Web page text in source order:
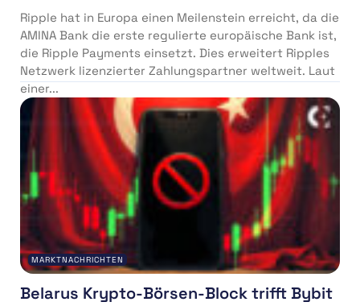
Ripple hat in Europa einen Meilenstein erreicht, da die
AMINA Bank die erste regulierte europäische Bank ist,
die Ripple Payments einsetzt. Dies erweitert Ripples
Netzwerk lizenzierter Zahlungspartner weltweit. Laut
einer...
MARKTNACHRICHTEN
Belarus Krypto-Börsen-Block trifft Bybit